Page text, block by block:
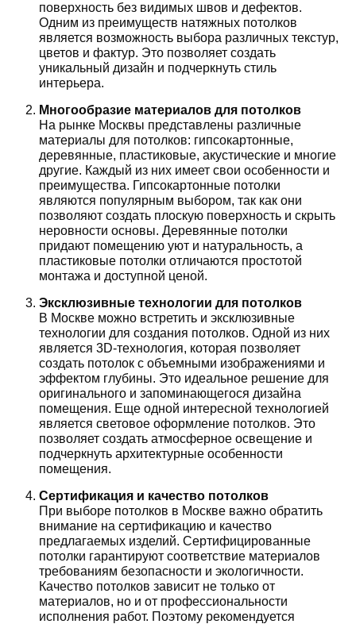
поверхность без видимых швов и дефектов.
Одним из преимуществ натяжных потолков
является возможность выбора различных текстур,
цветов и фактур. Это позволяет создать
уникальный дизайн и подчеркнуть стиль
интерьера.
Многообразие материалов для потолков
На рынке Москвы представлены различные
материалы для потолков: гипсокартонные,
деревянные, пластиковые, акустические и многие
другие. Каждый из них имеет свои особенности и
преимущества. Гипсокартонные потолки
являются популярным выбором, так как они
позволяют создать плоскую поверхность и скрыть
неровности основы. Деревянные потолки
придают помещению уют и натуральность, а
пластиковые потолки отличаются простотой
монтажа и доступной ценой.
Эксклюзивные технологии для потолков
В Москве можно встретить и эксклюзивные
технологии для создания потолков. Одной из них
является 3D-технология, которая позволяет
создать потолок с объемными изображениями и
эффектом глубины. Это идеальное решение для
оригинального и запоминающегося дизайна
помещения. Еще одной интересной технологией
является световое оформление потолков. Это
позволяет создать атмосферное освещение и
подчеркнуть архитектурные особенности
помещения.
Сертификация и качество потолков
При выборе потолков в Москве важно обратить
внимание на сертификацию и качество
предлагаемых изделий. Сертифицированные
потолки гарантируют соответствие материалов
требованиям безопасности и экологичности.
Качество потолков зависит не только от
материалов, но и от профессиональности
исполнения работ. Поэтому рекомендуется